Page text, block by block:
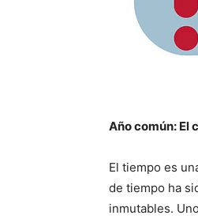
Año común: El
El tiempo es
de tiempo ha
inmutables.